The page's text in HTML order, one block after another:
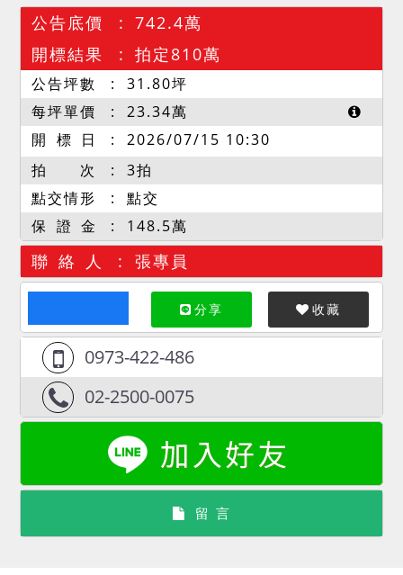
公告底價
742.4萬
開標結果
拍定810萬
公告坪數 31.80坪
每坪單價
23.34萬
開 標 日
2026/07/15 10:30
拍 次
3拍
點交情形
點交
保 證 金
148.5萬
聯 絡 人 張專員
分享 收藏
0973-422-486
02-2500-0075
留 言